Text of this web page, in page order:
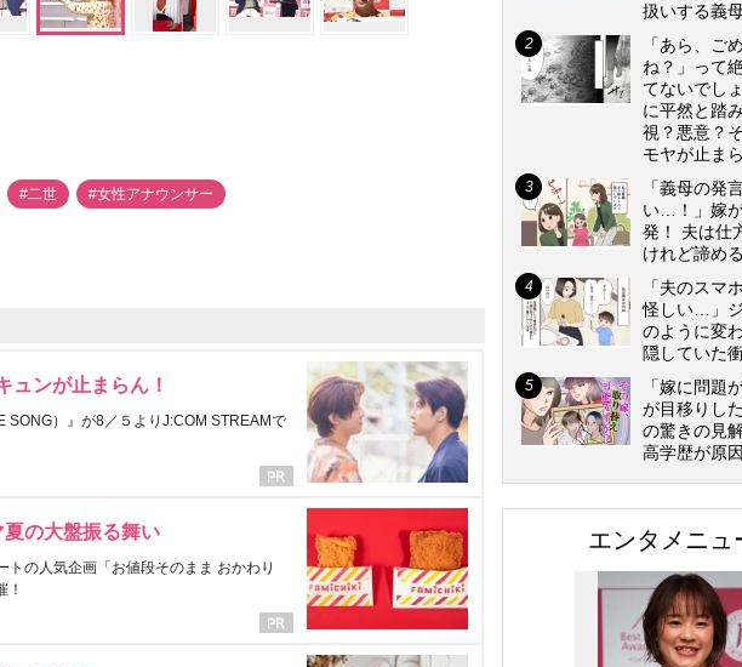
#二世 #女性アナウンサー
ュンが止まらん！
SONG）』が8／５よりJ:COM STREAMで
の大盤振る舞い
の人気企画「お値段そのまま おかわり
！
扱いする義
「あら、ご
ね？」って
てないでし
に平然と踏
視？悪意？
モヤが止ま
「義母の発
い…！」嫁
発！ 夫は仕
けれど諦め
「夫のスマ
怪しい…」
のように変
隠していた
「嫁に問題
が目移りし
の驚きの見
高学歴が原
エンタメニュ